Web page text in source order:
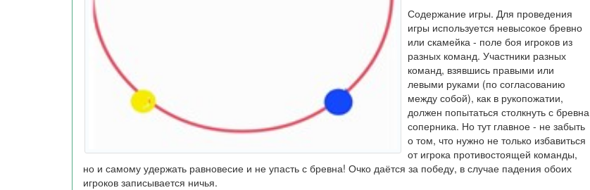
Содержание игры. Для проведения
игры используется невысокое бревно
или скамейка - поле боя игроков из
разных команд. Участники разных
команд, взявшись правыми или
левыми руками (по согласованию
между собой), как в рукопожатии,
должен попытаться столкнуть с бревна
соперника. Но тут главное - не забыть
о том, что нужно не только избавиться
от игрока противостоящей команды,
но и самому удержать равновесие и не упасть с бревна! Очко даётся за победу, в случае падения обоих
игроков записывается ничья.